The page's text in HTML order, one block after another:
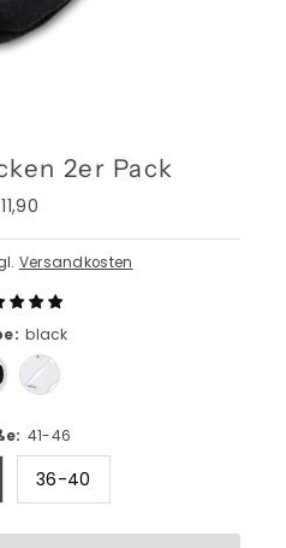
2er Pack
Regulärer
Versandkosten
black
41-46
36-40